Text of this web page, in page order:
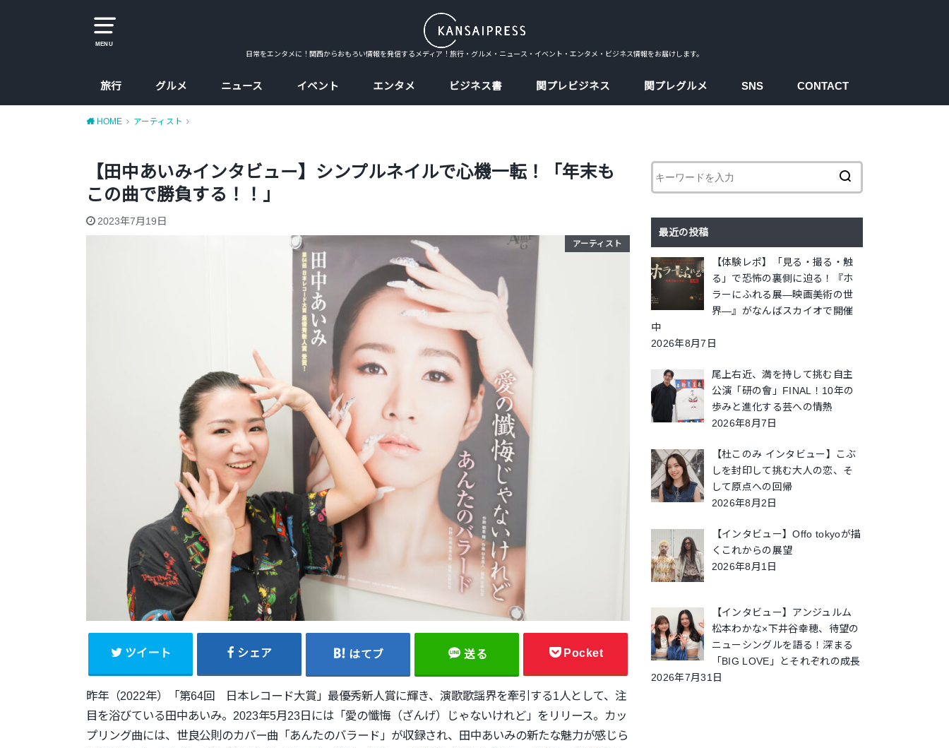
MENU
日常をエンタメに！関西からおもろい情報を発信するメディア！旅行・グルメ・ニュース・イベント・エンタメ・ビジネス情報をお届けします。
旅行
大阪
京都
兵庫
奈良
グルメ
カレー
ラーメン
カフェ
たこ焼、お好み焼
大阪コスパ飯
ニュース イベント エンタメ ビジネス書 関プレビジネス 関プレグルメ SNS CONTACT
HOME アーティスト
【田中あいみインタビュー】シンプルネイルで心機一転！「年末も
この曲で勝負する！！」
2023年7月19日
アーティスト
ツイート シェア はてブ 送る Pocket
昨年（2022年）「第64回 日本レコード大賞」最優秀新人賞に輝き、 演歌歌謡界を牽引する1人として、注
目を浴びている田中あいみ。 2023年5月23日には「愛の懺悔（ざんげ）じゃないけれど」 をリリース。カッ
プリング曲には、世良公則のカバー曲「あんたのバラード」が収録され、 田中あいみの新たな魅力が感じら
最近の投稿
【体験レポ】「見る・撮る・触
る」で恐怖の裏側に迫る！『ホ
ラーにふれる展―映画美術の世
界―』がなんばスカイオで開催
中
2026年8月7日
尾上右近、満を持して挑む自主
公演「研の會」FINAL！10年の
歩みと進化する芸への情熱
2026年8月7日
【杜このみ インタビュー】こぶ
しを封印して挑む大人の恋、そ
して原点への回帰
2026年8月2日
【インタビュー】Offo tokyoが描
くこれからの展望
2026年8月1日
【インタビュー】アンジュルム
松本わかな×下井谷幸穂、待望の
ニューシングルを語る！深まる
「BIG LOVE」とそれぞれの成長
2026年7月31日